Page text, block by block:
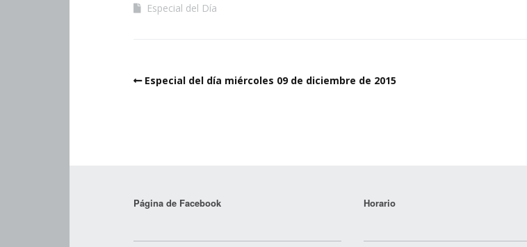
Especial del Día
Especial del día miércoles 09 de diciembre de 2015
Página de Facebook Horario